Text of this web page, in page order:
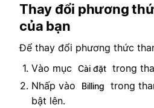
Thay đổi phương
của bạn
Để thay đổi phương thức
Vào mục
Cài đặt trong
Nhấp vào
Billing
trong
bật lên.